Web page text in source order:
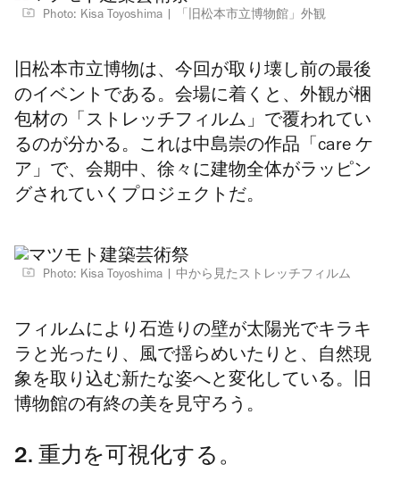
Photo: Kisa Toyoshima 「旧松本市立博物館」外観
旧松本市立博物は、今回が取り壊し前の最後
のイベントである。会場に着くと、外観が梱
包材の「ストレッチフィルム」で覆われてい
るのが分かる。これは中島崇の作品「care ケ
ア」で、会期中、徐々に建物全体がラッピン
グされていくプロジェクトだ。
Photo: Kisa Toyoshima 中から見たストレッチフィルム
フィルムにより石造りの壁が太陽光でキラキ
ラと光ったり、風で揺らめいたりと、自然現
象を取り込む新たな姿へと変化している。旧
博物館の有終の美を見守ろう。
2. 重力を可視化する。